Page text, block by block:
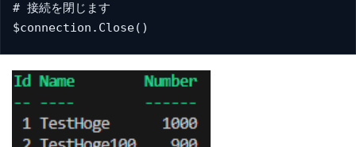
# 接続を閉じます
$connection.Close()